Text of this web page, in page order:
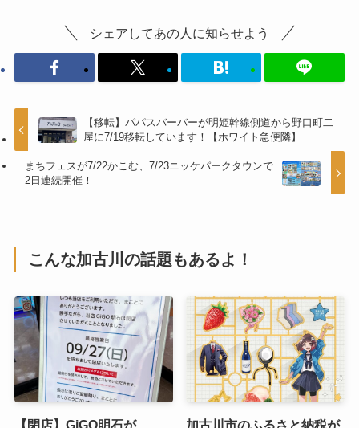
シェアしてあの人に知らせよう
【移転】パパスバーバーが明姫幹線側道から野口町二
屋に7/19移転しています！【ホワイト急便隣】
まちフェスが7/22かこむ、7/23ニッケパークタウンで
2日連続開催！
こんな加古川の話題もあるよ！
【閉店】GiGO明石が 加古川市のふるさと納税が